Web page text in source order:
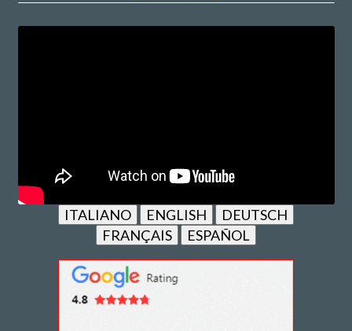
ITALIANO ENGLISH
DEUTSCH
FRANÇAIS
ESPAÑOL